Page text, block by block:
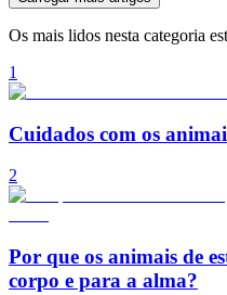
Os mais lidos nesta categoria
1
Cuidados com os
2
Por que os animais de
corpo e para a alma?